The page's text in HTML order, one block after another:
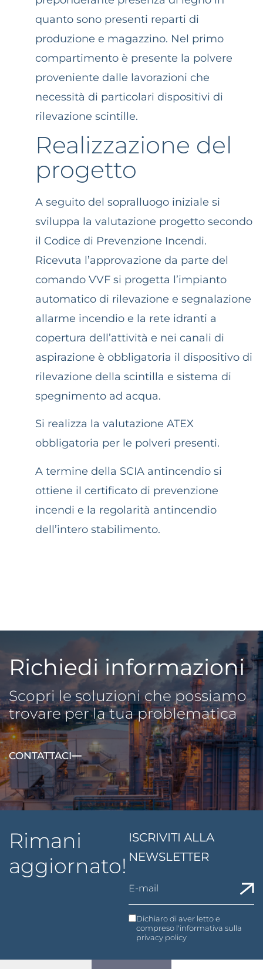
quanto sono presenti reparti di
produzione e magazzino. Nel primo
compartimento è presente la polvere
proveniente dalle lavorazioni che
necessità di particolari dispositivi di
rilevazione scintille.
Realizzazione del
progetto
A seguito del sopralluogo iniziale si
sviluppa la valutazione progetto secondo
il Codice di Prevenzione Incendi.
Ricevuta l’approvazione da parte del
comando VVF si progetta l’impianto
automatico di rilevazione e segnalazione
allarme incendio e la rete idranti a
copertura dell’attività e nei canali di
aspirazione è obbligatoria il dispositivo di
rilevazione della scintilla e sistema di
spegnimento ad acqua.
Si realizza la valutazione ATEX
obbligatoria per le polveri presenti.
A termine della SCIA antincendio si
ottiene il certificato di prevenzione
incendi e la regolarità antincendio
dell’intero stabilimento.
Richiedi informazioni
Scopri le soluzioni che possiamo
trovare per la tua problematica
CONTATTACI
Rimani
aggiornato!
ISCRIVITI ALLA
NEWSLETTER
Dichiaro di aver letto e
compreso l'informativa sulla
privacy policy